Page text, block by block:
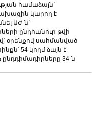
համաձայն՝
կարող է
ԱԺ-ն՝
ընդհանուր թվի
օրենքով սահմանված
54 կողմ ձայն է
ընդդիմադիրները 34-ն